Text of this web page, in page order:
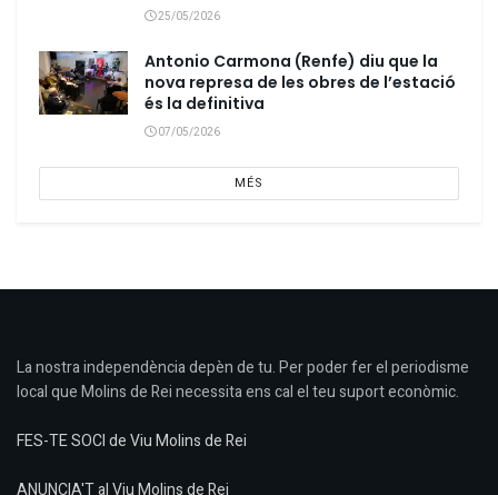
25/05/2026
Antonio Carmona (Renfe) diu que la
nova represa de les obres de l’estació
és la definitiva
07/05/2026
MÉS
La nostra independència depèn de tu. Per poder fer el periodisme
local que Molins de Rei necessita ens cal el teu suport econòmic.
FES-TE SOCI de Viu Molins de Rei
ANUNCIA'T al Viu Molins de Rei